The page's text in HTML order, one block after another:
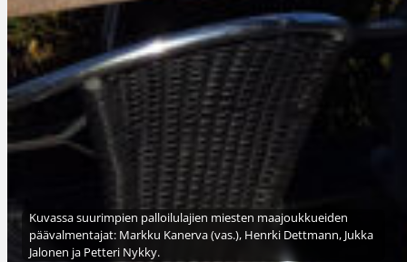
Kuvassa suurimpien palloilulajien miesten maajoukkueiden
päävalmentajat: Markku Kanerva (vas.), Henrki Dettmann, Jukka
Jalonen ja Petteri Nykky.